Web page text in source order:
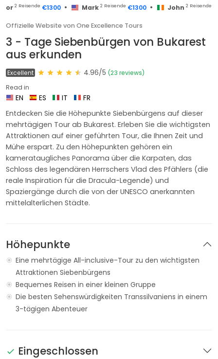
2 Reisende €1300• Mark 2 Reisende €1300• John 2 Reisende
Offizielle Website von One Excellence Tours
3 - Tage Siebenbürgen von Bukarest
aus erkunden
Excellent 4.96/5 (23 reviews)
Read in
EN ES IT
FR
Entdecken Sie die Höhepunkte Siebenbürgens auf dieser
mehrtägigen Tour ab Bukarest. Erleben Sie die wichtigsten
Attraktionen auf einer geführten Tour, die Ihnen Zeit und
Mühe erspart. Zu den Höhepunkten gehören ein
kamerataugliches Panorama über die Karpaten, das
Schloss des legendären Herrschers Vlad des Pfählers (die
reale Inspiration für die Dracula-Legende) und
Spaziergänge durch die von der UNESCO anerkannten
mittelalterlichen Städte.
Höhepunkte
Eine mehrtägige All-inclusive-Tour zu den wichtigsten
Attraktionen Siebenbürgens
Bequemes Reisen in einer kleinen Gruppe
Die besten Sehenswürdigkeiten Transsilvaniens in einem
3-tägigen Abenteuer
Eingeschlossen